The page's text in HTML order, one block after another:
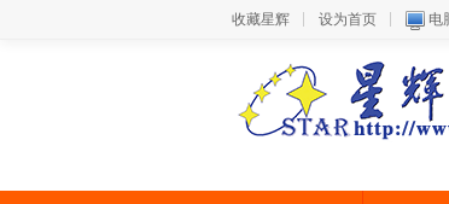
收藏星辉 设为首页 电